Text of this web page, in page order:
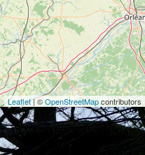
Leaflet| ©OpenStreetMapcontributors